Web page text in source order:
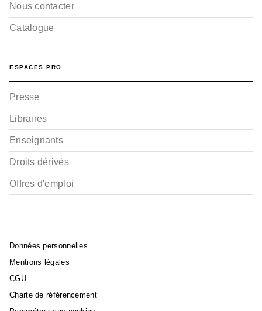
Nous contacter
Catalogue
ESPACES PRO
Presse
Libraires
Enseignants
Droits dérivés
Offres d'emploi
Données personnelles
Mentions légales
CGU
Charte de référencement